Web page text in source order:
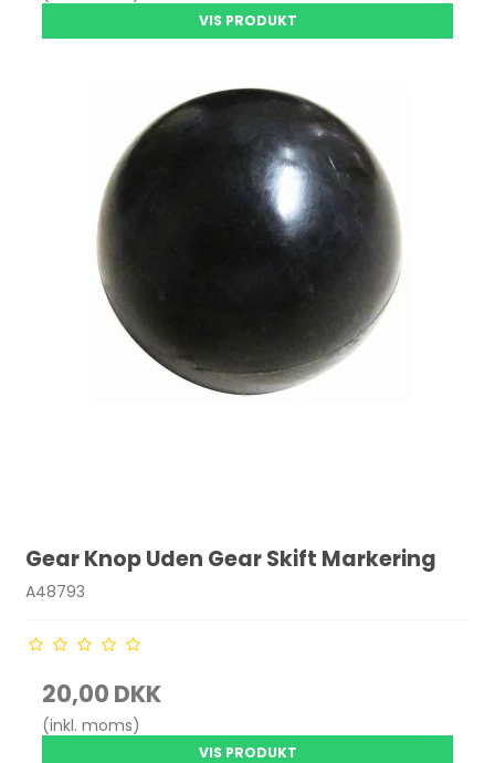
VIS PRODUKT
Gear Knop Uden Gear Skift Markering
A48793
20,00 DKK
(inkl. moms)
VIS PRODUKT